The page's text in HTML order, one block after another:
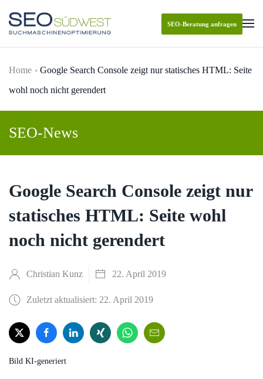
Skip to main content
SEO-Beratung anfragen
Home
Google Search Console zeigt nur statisches HTML: Seite
wohl noch nicht gerendert
SEO-News
Google Search Console zeigt nur
statisches HTML: Seite wohl
noch nicht gerendert
Christian Kunz 22. April 2019
Zuletzt aktualisiert: 22. April 2019
Bild KI-generiert